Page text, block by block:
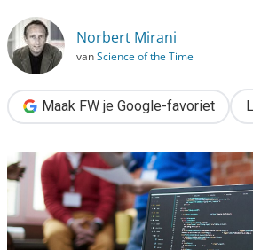
Norbert Mirani
vanScience of the Time
Maak FW je Google-favoriet